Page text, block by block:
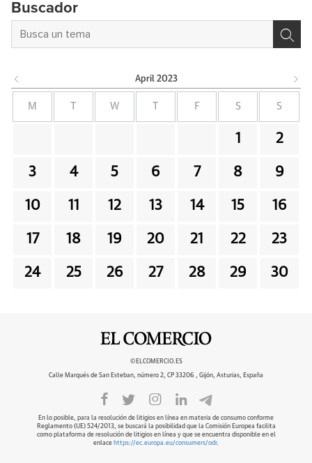
Buscador
April 2023
M W F S S
1 2
3 4 5 6 7 8 9
10 11 12 13 14 15 16
17 18 19 20 21 22 23
24 25 26 27 28 29 30
©ELCOMERCIO.ES
Calle Marqués de San Esteban, número 2, CP 33206 , Gijón, Asturias, España
En lo posible, para la resolución de litigios en línea en materia de consumo conforme
Reglamento (UE) 524/2013, se buscará la posibilidad que la Comisión Europea facilita
como plataforma de resolución de litigios en línea y que se encuentra disponible en el
enlace https://ec.europa.eu/consumers/odr.